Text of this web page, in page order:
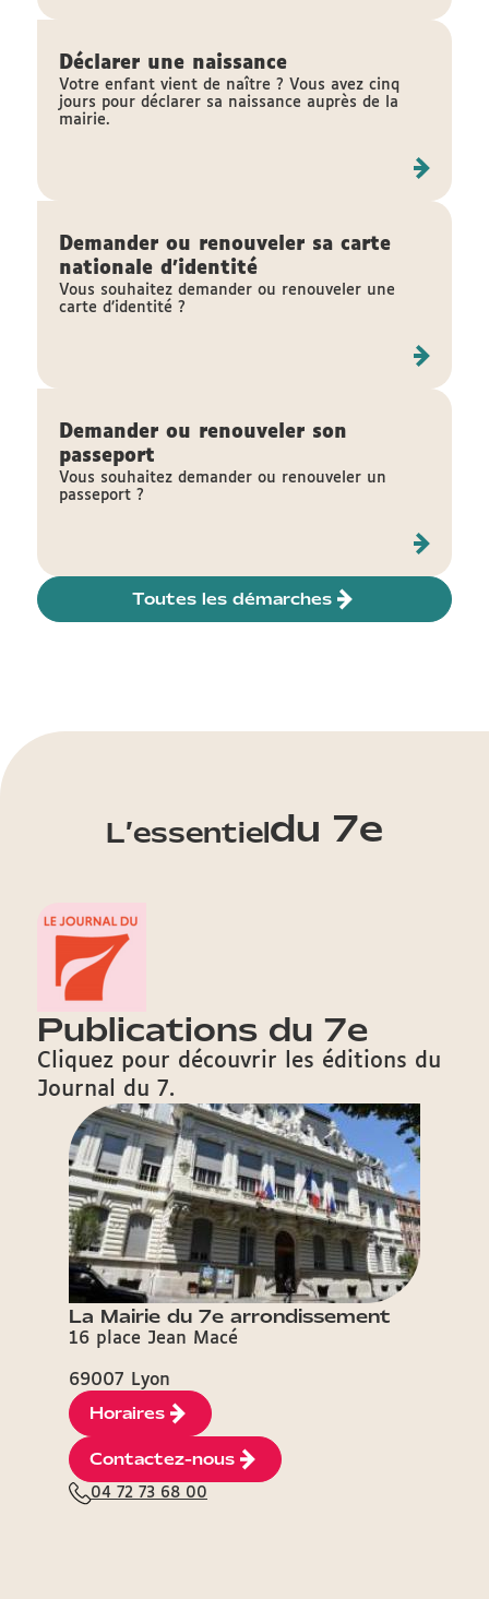
Déclarer une naissance
Votre enfant vient de naître ? Vous avez cinq
jours pour déclarer sa naissance auprès de la
mairie.
Demander ou renouveler sa carte
nationale d'identité
Vous souhaitez demander ou renouveler une
carte d’identité ?
Demander ou renouveler son
passeport
Vous souhaitez demander ou renouveler un
passeport ?
Toutes les démarches
L’essentieldu 7e
Publications du 7e
Cliquez pour découvrir les éditions du
Journal du 7.
La Mairie du 7e arrondissement
16 place Jean Macé
69007 Lyon
Horaires
Contactez-nous
04 72 73 68 00